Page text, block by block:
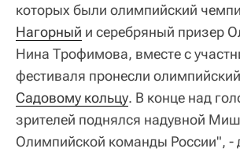
которых были олимпийский
Нагорный и серебряный призер
Нина Трофимова, вместе с
фестиваля пронесли
Садовому кольцу. В конце над
зрителей поднялся надувной
Олимпийской команды России", -